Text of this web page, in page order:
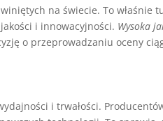
na świecie. To właśnie
i innowacyjności. Wysoka
o przeprowadzaniu oceny
i trwałości.